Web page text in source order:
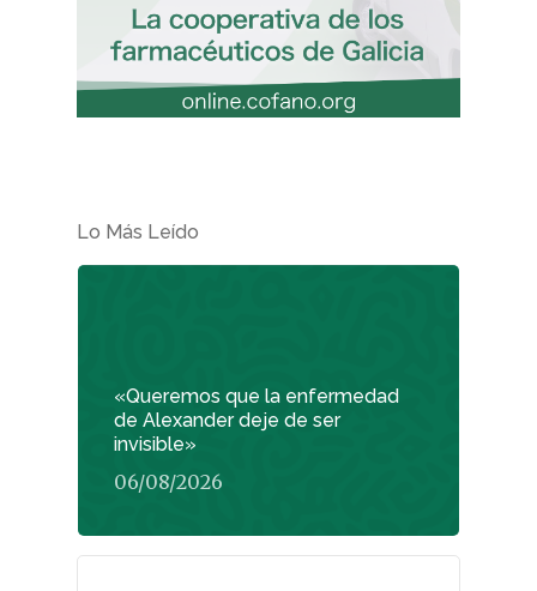
Lo Más Leído
«Queremos que la enfermedad
de Alexander deje de ser
invisible»
06/08/2026